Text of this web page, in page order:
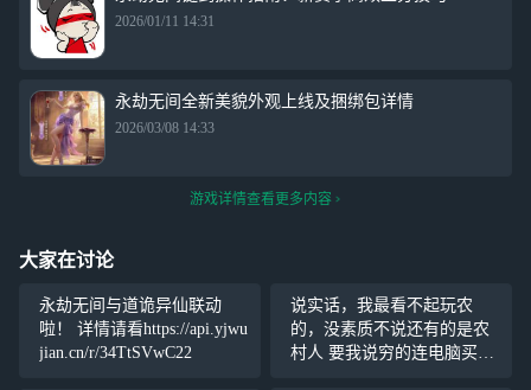
2026/01/11 14:31
永劫无间全新美貌外观上线及捆绑包详情
2026/03/08 14:33
游戏详情查看更多内容
大家在讨论
永劫无间与道诡异仙联动
啦！ 详情请看https://api.yjwu
jian.cn/r/34TtSVwC22
说实话，我最看不起玩农
的，没素质不说还有的是农
村人 要我说穷的连电脑买不